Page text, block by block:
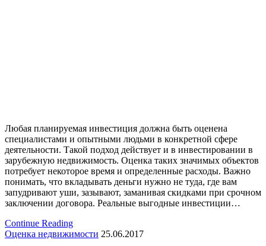
Любая планируемая инвестиция должна быть оценена
специалистами и опытными людьми в конкретной сфере
деятельности. Такой подход действует и в инвестировании в
зарубежную недвижимость. Оценка таких значимых объектов
потребует некоторое время и определенные расходы. Важно
понимать, что вкладывать деньги нужно не туда, где вам
запудривают уши, зазывают, заманивая скидками при срочном
заключении договора. Реальные выгодные инвестиции…
Continue Reading
Оценка недвижимости 25.06.2017